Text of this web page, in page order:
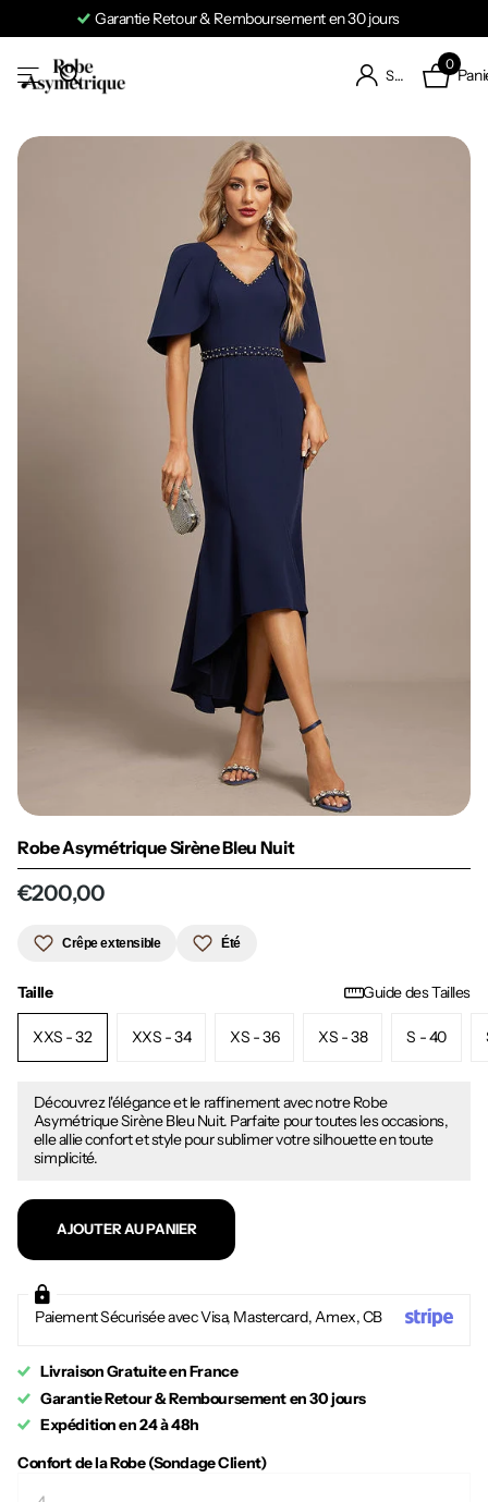
Garantie Retour & Remboursement en 30 jours
S'identifier
0
Robe Asymétrique Sirène Bleu Nuit
€200,00
Crêpe extensible Été
Taille Guide des Tailles
XXS - 32 XXS - 34 XS - 36 XS - 38 S - 40
Découvrez l'élégance et le raffinement avec notre Robe
Asymétrique Sirène Bleu Nuit. Parfaite pour toutes les occasions,
elle allie confort et style pour sublimer votre silhouette en toute
simplicité.
AJOUTER AU PANIER
Paiement Sécurisée avec Visa, Mastercard, Amex, CB
Livraison Gratuite en France
Garantie Retour & Remboursement en 30 jours
Expédition en 24 à 48h
Confort de la Robe (Sondage Client)